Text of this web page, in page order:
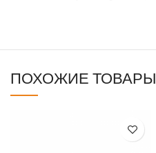
ПОХОЖИЕ ТОВАРЫ